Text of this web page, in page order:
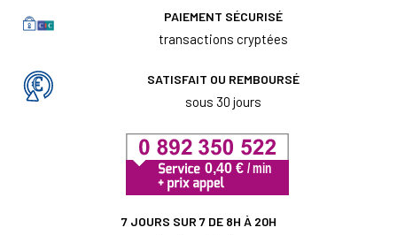
PAIEMENT SÉCURISÉ
transactions cryptées
SATISFAIT OU REMBOURSÉ
sous 30 jours
7 JOURS SUR 7 DE 8H À 20H